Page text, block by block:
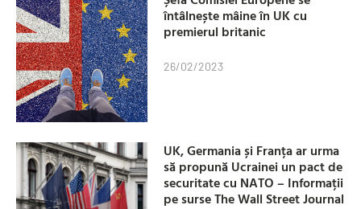
întâlnește mâine în UK cu
premierul britanic
26/02/2023
UK, Germania și Franța ar urma
să propună Ucrainei un pact de
securitate cu NATO – Informații
pe surse The Wall Street Journal